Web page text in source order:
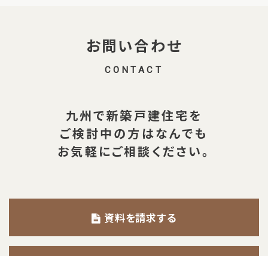
お問い合わせ
CONTACT
九州で新築戸建住宅を
ご検討中の方はなんでも
お気軽にご相談ください。
資料を請求する